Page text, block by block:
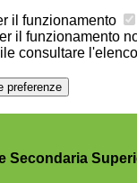
il funzionamento
il funzionamento
consultare
preferenze
Secondaria